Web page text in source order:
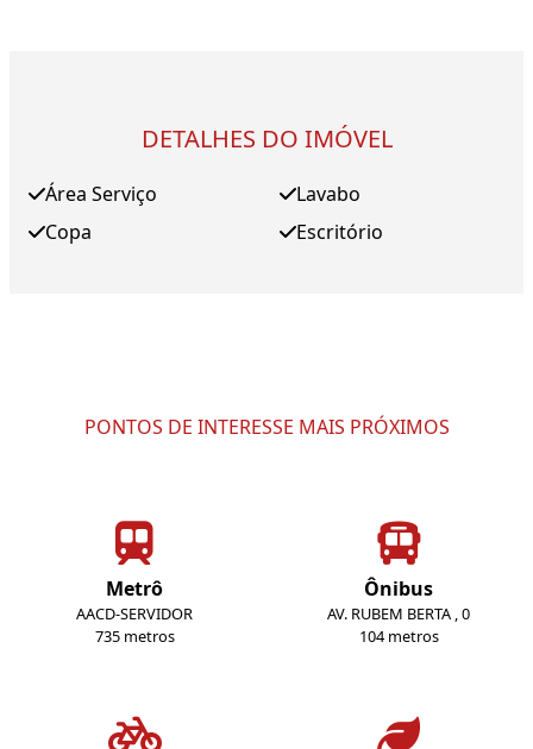
DETALHES DO IMÓVEL
Área Serviço
Copa
Lavabo
Escritório
PONTOS DE INTERESSE MAIS PRÓXIMOS
Metrô
AACD-SERVIDOR
735 metros
Ônibus
AV. RUBEM BERTA , 0
104 metros